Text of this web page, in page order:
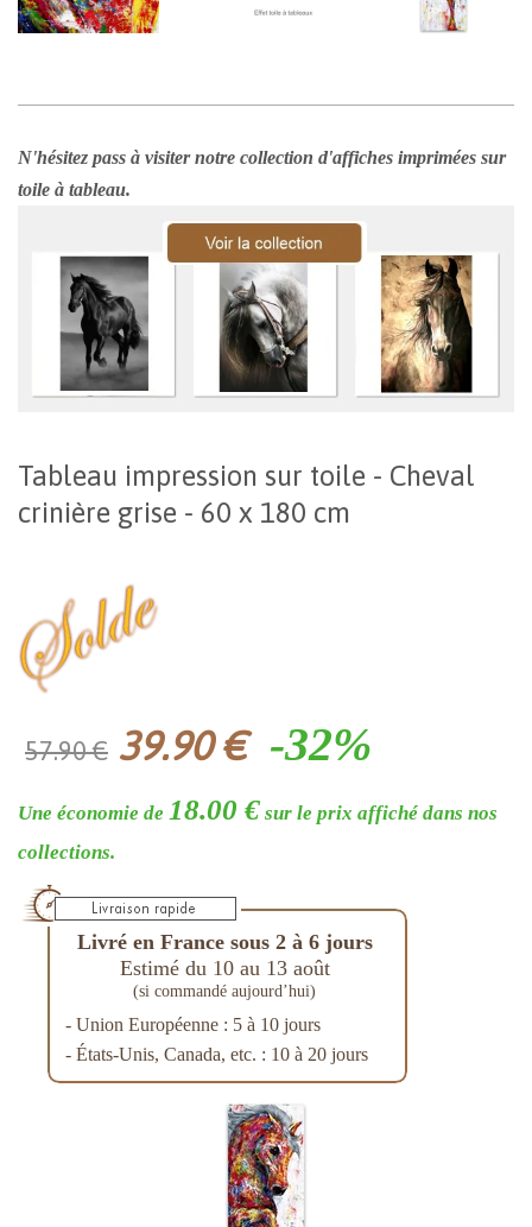
N'hésitez pass à visiter notre collection d'affiches imprimées sur
toile à tableau.
Tableau impression sur toile - Cheval
crinière grise - 60 x 180 cm
57.90 € 39.90 € -32%
Une économie de 18.00 € sur le prix affiché dans nos
collections.
Livré en France sous 2 à 6 jours
Estimé du 10 au 13 août
(si commandé aujourd’hui)
- Union Européenne : 5 à 10 jours
- États-Unis, Canada, etc. : 10 à 20 jours